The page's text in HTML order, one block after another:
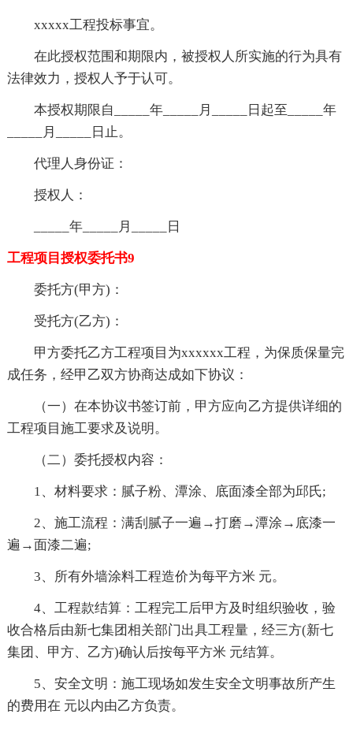
xxxxx工程投标事宜。
在此授权范围和期限内，被授权人所实施的行为具有
法律效力，授权人予于认可。
本授权期限自_____年_____月_____日起至_____年
_____月_____日止。
代理人身份证：
授权人：
_____年_____月_____日
工程项目授权委托书9
委托方(甲方)：
受托方(乙方)：
甲方委托乙方工程项目为xxxxxx工程，为保质保量完
成任务，经甲乙双方协商达成如下协议：
（一）在本协议书签订前，甲方应向乙方提供详细的
工程项目施工要求及说明。
（二）委托授权内容：
1、材料要求：腻子粉、潭涂、底面漆全部为邱氏;
2、施工流程：满刮腻子一遍→打磨→潭涂→底漆一
遍→面漆二遍;
3、所有外墙涂料工程造价为每平方米 元。
4、工程款结算：工程完工后甲方及时组织验收，验
收合格后由新七集团相关部门出具工程量，经三方(新七
集团、甲方、乙方)确认后按每平方米 元结算。
5、安全文明：施工现场如发生安全文明事故所产生
的费用在 元以内由乙方负责。